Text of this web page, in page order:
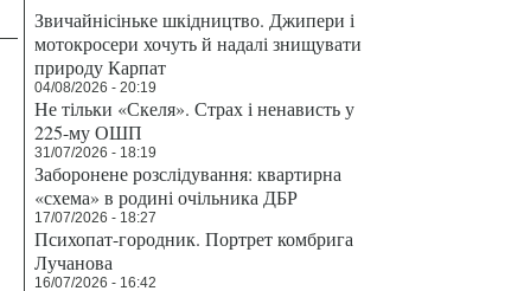
Звичайнісіньке шкідництво. Джипери і
мотокросери хочуть й надалі знищувати
природу Карпат
04/08/2026 - 20:19
Не тільки «Скеля». Страх і ненависть у
225-му ОШП
31/07/2026 - 18:19
Заборонене розслідування: квартирна
«схема» в родині очільника ДБР
17/07/2026 - 18:27
Психопат-городник. Портрет комбрига
Лучанова
16/07/2026 - 16:42